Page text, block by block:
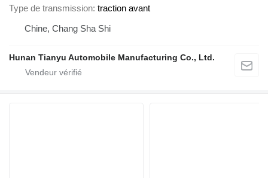
Type de transmission traction avant
Chine, Chang Sha Shi
Hunan Tianyu Automobile Manufacturing Co., Ltd.